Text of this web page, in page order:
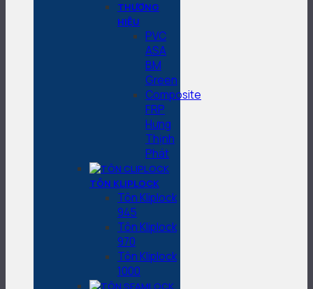
THƯƠNG
HIỆU
PVC
ASA
BM
Green
Composite
FRP
Hưng
Thịnh
Phát
TÔN KLIPLOCK
Tôn Kliplock
945
Tôn Kliplock
970
Tôn Kliplock
1000